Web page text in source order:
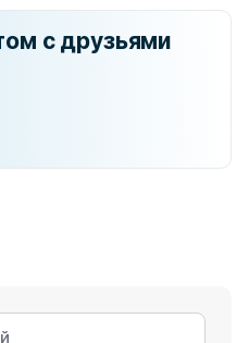
с друзьями